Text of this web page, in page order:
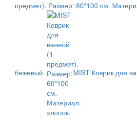
предмет). Размер: 60*100 см.
бежевый. MIST Коврик для